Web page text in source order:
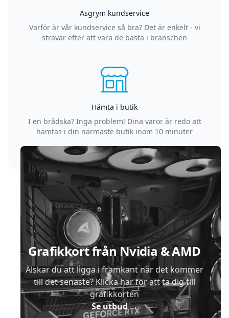
Asgrym kundservice
Varför är vår kundservice så bra? Det är enkelt - vi
strävar efter att vara de bästa i branschen
Hämta i butik
I en brådska? Inga problem! Dina varor är redo att
hämtas i din närmaste butik inom 10 minuter
Grafikkort från Nvidia & AMD
Älskar du att ligga i framkant när det kommer
till det senaste? Klicka här för att ta dig till
grafikkorten
Se utbud→